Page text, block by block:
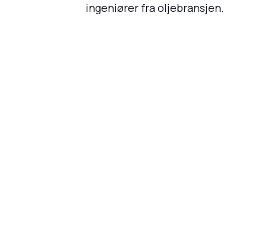
ingeniører fra oljebransjen.